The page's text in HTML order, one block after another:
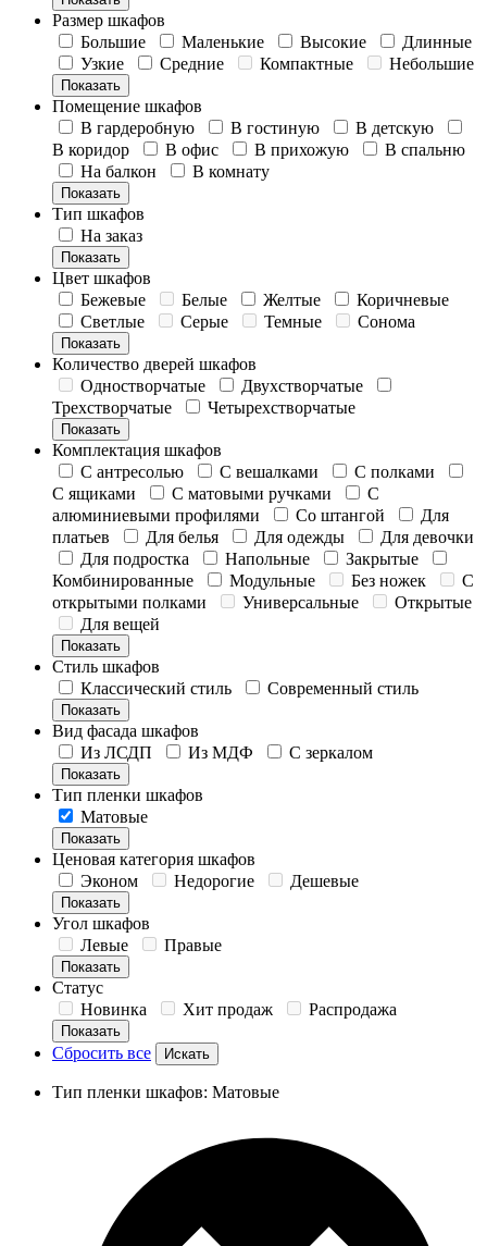
Размер шкафов
Большие
Маленькие Высокие
Длинные
Узкие
Средние Компактные Небольшие
Показать
Помещение шкафов
В гардеробную
В гостиную
В детскую
В коридор
В офис В прихожую
В спальню
На балкон
В комнату
Показать
Тип шкафов
На заказ
Показать
Цвет шкафов
Бежевые
Белые Желтые
Коричневые
Светлые
Серые Темные Сонома
Показать
Количество дверей шкафов
Одностворчатые
Двухстворчатые
Трехстворчатые
Четырехстворчатые
Показать
Комплектация шкафов
С антресолью
С вешалками
С полками
С ящиками
С матовыми ручками
С
алюминиевыми профилями
Со штангой
Для
платьев
Для белья Для одежды
Для девочки
Для подростка
Напольные
Закрытые
Комбинированные
Модульные Без ножек
С
открытыми полками
Универсальные
Открытые
Для вещей
Показать
Стиль шкафов
Классический стиль
Современный стиль
Показать
Вид фасада шкафов
Из ЛСДП
Из МДФ С зеркалом
Показать
Тип пленки шкафов
Матовые
Показать
Ценовая категория шкафов
Эконом
Недорогие Дешевые
Показать
Угол шкафов
Левые
Правые
Показать
Статус
Новинка
Хит продаж Распродажа
Показать
Сбросить все
Тип пленки шкафов: Матовые